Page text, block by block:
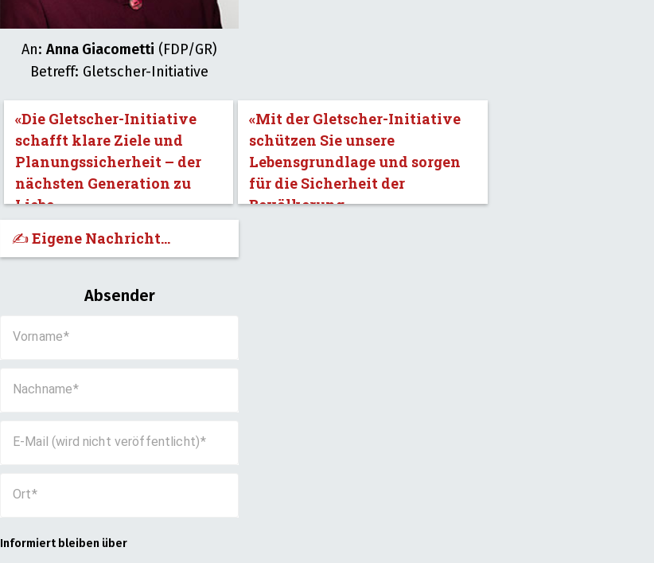
An: Anna Giacometti (FDP/GR)
Betreff: Gletscher-Initiative
«Die Gletscher-Initiative
schafft klare Ziele und
Planungssicherheit – der
nächsten Generation zu
Liebe.»
«Mit der Gletscher-Initiative
schützen Sie unsere
Lebensgrundlage und sorgen
für die Sicherheit der
Bevölkerung.»
✍️ Eigene Nachricht...
Absender
Vorname
Nachname
E-Mail (wird nicht veröffentlicht)
Ort
Informiert bleiben über